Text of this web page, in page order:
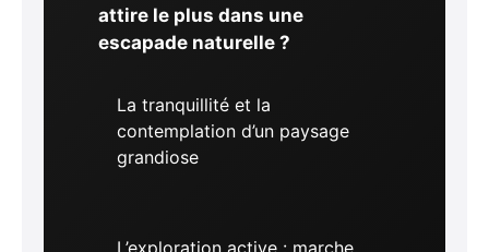
attire le plus dans une
escapade naturelle ?
La tranquillité et la
contemplation d’un paysage
grandiose
L’exploration active : marche,